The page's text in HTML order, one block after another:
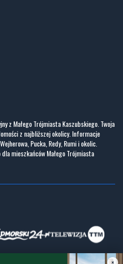
z Małego Trójmiasta Kaszubskiego. Twoja
z najbliższej okolicy. Informacje
Pucka, Redy, Rumi i okolic.
mieszkańców Małego Trójmiasta